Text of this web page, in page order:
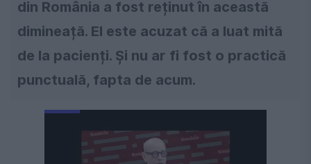
din România a fost reținut în această
dimineață. El este acuzat că a luat mită
de la pacienți. Și nu ar fi fost o practică
punctuală, fapta de acum.